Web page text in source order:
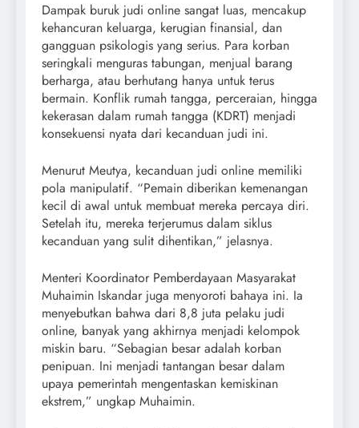
Dampak buruk judi online sangat luas, mencakup
kehancuran keluarga, kerugian finansial, dan
gangguan psikologis yang serius. Para korban
seringkali menguras tabungan, menjual barang
berharga, atau berhutang hanya untuk terus
bermain. Konflik rumah tangga, perceraian, hingga
kekerasan dalam rumah tangga (KDRT) menjadi
konsekuensi nyata dari kecanduan judi ini.
Menurut Meutya, kecanduan judi online memiliki
pola manipulatif. “Pemain diberikan kemenangan
kecil di awal untuk membuat mereka percaya diri.
Setelah itu, mereka terjerumus dalam siklus
kecanduan yang sulit dihentikan,” jelasnya.
Menteri Koordinator Pemberdayaan Masyarakat
Muhaimin Iskandar juga menyoroti bahaya ini. Ia
menyebutkan bahwa dari 8,8 juta pelaku judi
online, banyak yang akhirnya menjadi kelompok
miskin baru. “Sebagian besar adalah korban
penipuan. Ini menjadi tantangan besar dalam
upaya pemerintah mengentaskan kemiskinan
ekstrem,” ungkap Muhaimin.